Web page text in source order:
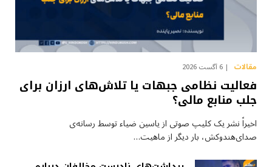
مقالات 6 آگست 2026
فعالیت نظامی جبهات یا تلاش‌های ارزان برای
جلب منابع مالی؟
اخیراً نشر یک کلیپ صوتی از یاسین ضیاء توسط رسانه‌ی
صدای‌هندوکش، بار دیگر از ماهیت…